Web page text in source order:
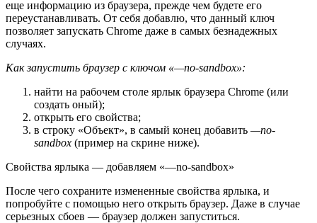
еще информацию из браузера, прежде чем будете его
переустанавливать. От себя добавлю, что данный ключ
позволяет запускать Chrome даже в самых безнадежных
случаях.
Как запустить браузер с ключом «—no-sandbox»:
найти на рабочем столе ярлык браузера Chrome (или
создать оный);
открыть его свойства;
в строку «Объект», в самый конец добавить —no-
sandbox (пример на скрине ниже).
Свойства ярлыка — добавляем «—no-sandbox»
После чего сохраните измененные свойства ярлыка, и
попробуйте с помощью него открыть браузер. Даже в случае
серьезных сбоев — браузер должен запуститься.